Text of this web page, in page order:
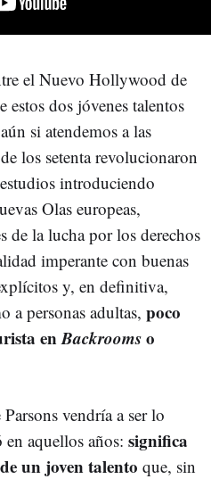
el Nuevo Hollywood de
dos jóvenes talentos
si atendemos a las
los setenta revolucionaron
introduciendo
Olas europeas,
de la lucha por los derechos
imperante con buenas
y, en definitiva,
a personas adultas, poco
enBackroomso
vendría a ser lo
aquellos años: significa
un joven talento que, sin